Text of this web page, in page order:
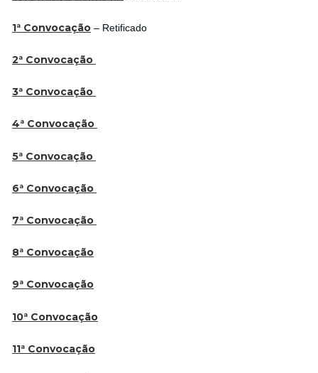
1ª Convocação – Retificado
2ª Convocação
3ª Convocação
4ª Convocação
5ª Convocação
6ª Convocação
7ª Convocação
8ª Convocação
9ª Convocação
10ª Convocação
11ª Convocação